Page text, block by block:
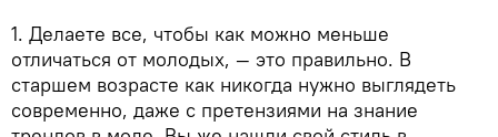
1. Делаете все, чтобы как можно меньше
отличаться от молодых, — это правильно. В
старшем возрасте как никогда нужно выглядеть
современно, даже с претензиями на знание